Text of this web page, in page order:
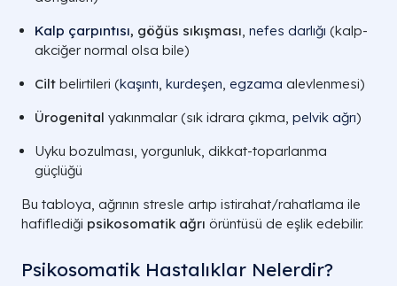
Kalp çarpıntısı, göğüs sıkışması, nefes darlığı (kalp-
akciğer normal olsa bile)
Cilt belirtileri (kaşıntı, kurdeşen, egzama alevlenmesi)
Ürogenital yakınmalar (sık idrara çıkma, pelvik ağrı)
Uyku bozulması, yorgunluk, dikkat-toparlanma
güçlüğü
Bu tabloya, ağrının stresle artıp istirahat/rahatlama ile
hafiflediği psikosomatik ağrı örüntüsü de eşlik edebilir.
Psikosomatik Hastalıklar Nelerdir?